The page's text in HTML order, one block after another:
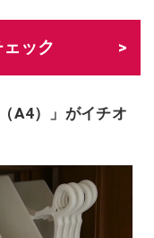
ック
A4）」がイチオ